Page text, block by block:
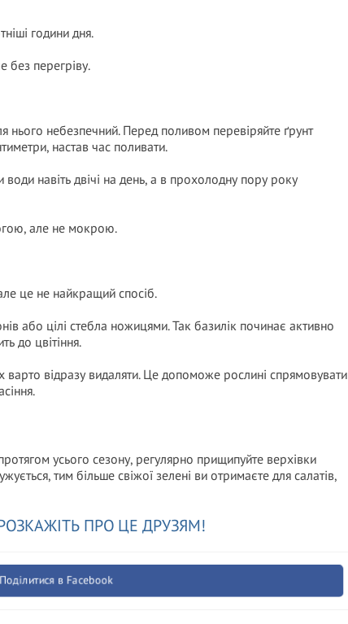
години дня.
без перегріву.
нього небезпечний. Перед поливом перевіряйте ґрунт
настав час поливати.
навіть двічі на день, а в прохолодну пору року
але не мокрою.
це не найкращий спосіб.
або цілі стебла ножицями. Так базилік починає активно
до цвітіння.
варто відразу видаляти. Це допоможе рослині спрямовувати
усього сезону, регулярно прищипуйте верхівки
тим більше свіжої зелені ви отримаєте для салатів,
ПРО ЦЕ ДРУЗЯМ!
Поділитися в Facebook